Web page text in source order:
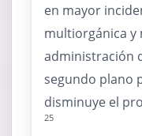
en mayor
multiorgánica y
administración
segundo plano
disminuye el
25